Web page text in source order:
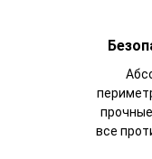
все